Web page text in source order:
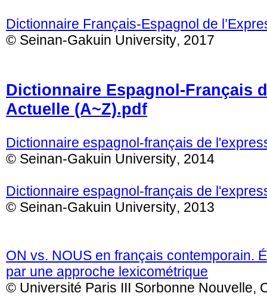
Dictionnaire Français-Espagnol de
© Seinan-Gakuin University, 2017
Dictionnaire Espagnol-Français
Actuelle (A~Z).pdf
Dictionnaire espagnol-français de
© Seinan-Gakuin University, 2014
Dictionnaire espagnol-français de
© Seinan-Gakuin University, 2013
ON vs. NOUS en français contemporain.
par une approche lexicométrique
© Université Paris III Sorbonne Nouvelle,